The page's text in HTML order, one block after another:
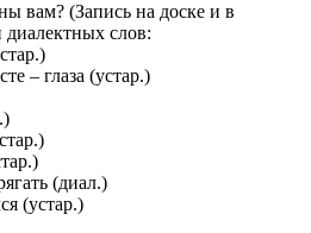
вам? (Запись на доске и в
диалектных слов:
– глаза (устар.)
(диал.)
(устар.)